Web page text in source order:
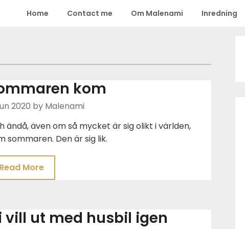
Home Contact me Om Malenami Inredning
kom
2020 by Malenami
ändå, även om så mycket är sig olikt i världen,
sommaren. Den är sig lik.
Read More
vill ut med husbil igen